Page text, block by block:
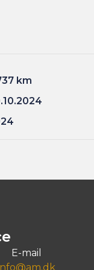
km
E-mail